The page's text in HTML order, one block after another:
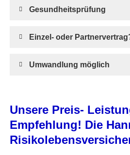
Gesundheitsprüfung
Einzel- oder
Umwandlung möglich
Unsere Preis-
Empfehlung! Die